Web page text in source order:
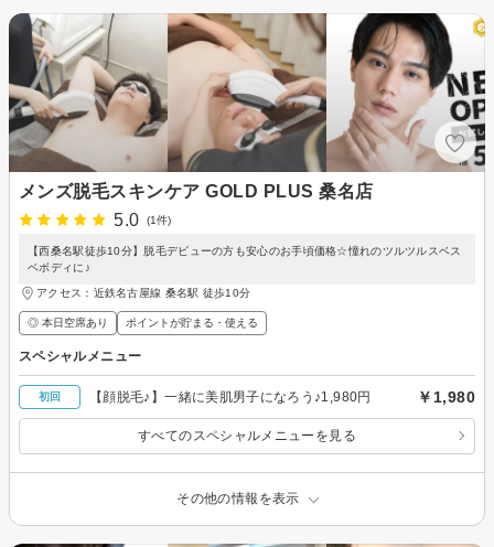
メンズ脱毛スキンケア GOLD PLUS 桑名店
5.0
(1件)
【西桑名駅徒歩10分】脱毛デビューの方も安心のお手頃価格☆憧れのツルツルスベス
ベボディに♪
アクセス：近鉄名古屋線 桑名駅 徒歩10分
◎ 本日空席あり ポイントが貯まる・使える
スペシャルメニュー
初回 【顔脱毛♪】一緒に美肌男子になろう♪1,980円 ￥1,980
すべてのスペシャルメニューを見る
その他の情報を表示